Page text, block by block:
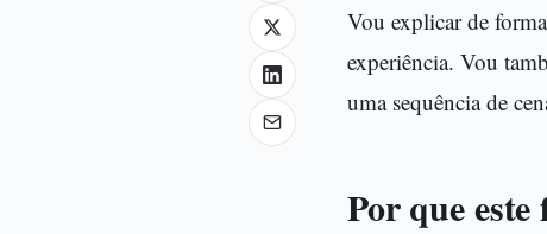
Vou explicar de
experiência. Vou
uma sequência de
Por que